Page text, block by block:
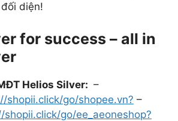
diện!
for success – all in
Helios Silver: –
shopii.click/go/shopee.vn? –
shopii.click/go/ee_aeoneshop?